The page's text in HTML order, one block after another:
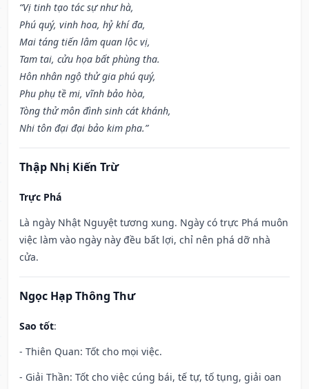
“Vị tinh tạo tác sự như hà,
Phú quý, vinh hoa, hỷ khí đa,
Mai táng tiến lâm quan lộc vị,
Tam tai, cửu họa bất phùng tha.
Hôn nhân ngộ thử gia phú quý,
Phu phụ tề mi, vĩnh bảo hòa,
Tòng thử môn đình sinh cát khánh,
Nhi tôn đại đại bảo kim pha.”
Thập Nhị Kiến Trừ
Trực Phá
Là ngày Nhật Nguyệt tương xung. Ngày có trực Phá muôn
việc làm vào ngày này đều bất lợi, chỉ nên phá dỡ nhà
cửa.
Ngọc Hạp Thông Thư
Sao tốt:
- Thiên Quan: Tốt cho mọi việc.
- Giải Thần: Tốt cho việc cúng bái, tế tự, tố tụng, giải oan